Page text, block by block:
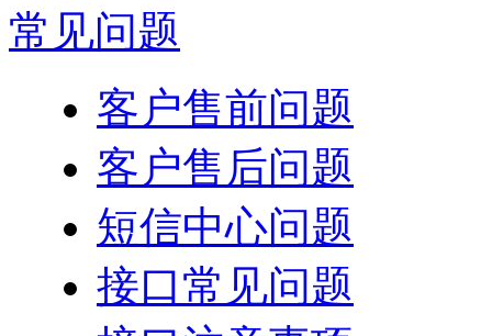
常见问题
客户售前问题
客户售后问题
短信中心问题
接口常见问题